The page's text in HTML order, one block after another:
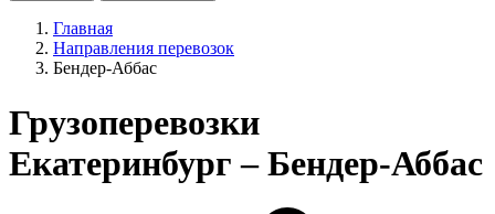
Главная
Направления перевозок
Бендер-Аббас
Грузоперевозки
Екатеринбург – Бендер-Аббас